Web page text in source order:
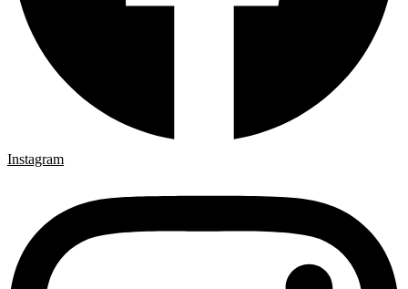
Instagram